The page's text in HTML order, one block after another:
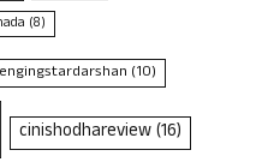
(8)
(10)
cinishodhareview(16)